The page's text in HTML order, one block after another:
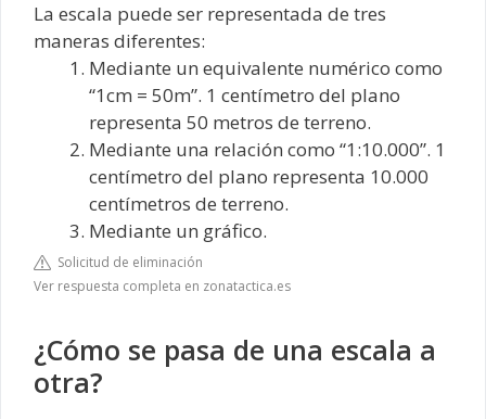
La escala puede ser representada de tres
maneras diferentes:
Mediante un equivalente numérico como
“1cm = 50m”. 1 centímetro del plano
representa 50 metros de terreno.
Mediante una relación como “1:10.000”. 1
centímetro del plano representa 10.000
centímetros de terreno.
Mediante un gráfico.
Solicitud de eliminación
Ver respuesta completa en zonatactica.es
¿Cómo se pasa de una escala a
otra?